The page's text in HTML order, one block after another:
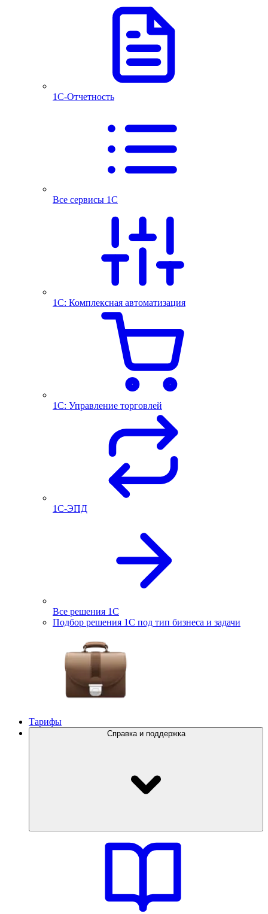
1С-Отчетность
Все сервисы 1С
1С: Комплексная автоматизация
1С: Управление торговлей
1С-ЭПД
Все решения 1С
Подбор решения 1С под тип бизнеса и задачи
Тарифы
Справка и поддержка